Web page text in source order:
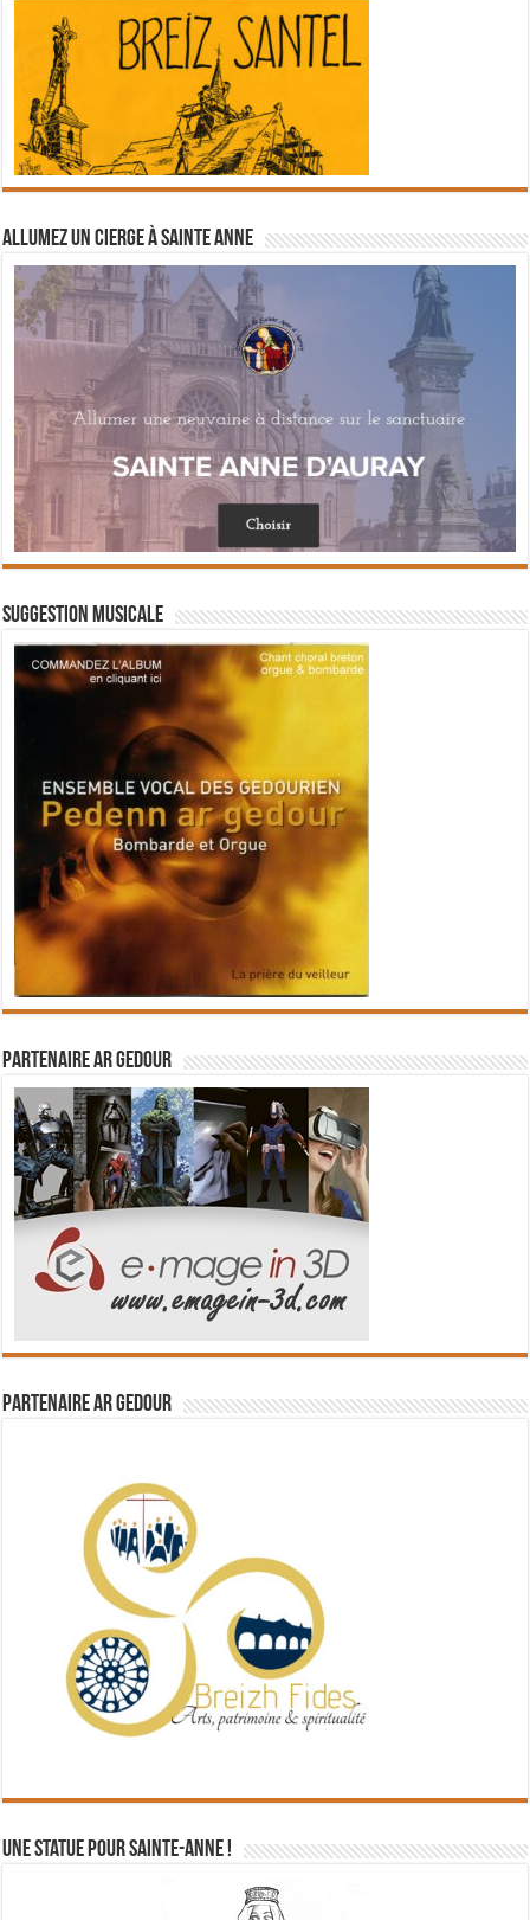
Allumez un cierge à Sainte Anne
Suggestion musicale
Partenaire Ar Gedour
Partenaire Ar Gedour
Une statue pour Sainte-Anne !